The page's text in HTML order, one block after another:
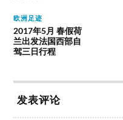
欧洲足迹
2017年5月 春假荷
兰出发法国西部自
驾三日行程
发表评论